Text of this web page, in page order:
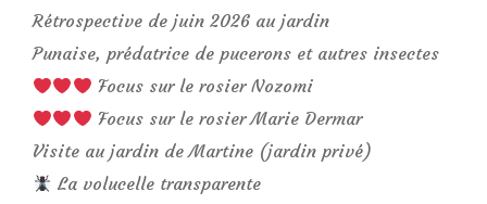
Rétrospective de juin 2026 au jardin
Punaise, prédatrice de pucerons et autres insectes
Focus sur le rosier Nozomi
Focus sur le rosier Marie Dermar
Visite au jardin de Martine (jardin privé)
La volucelle transparente